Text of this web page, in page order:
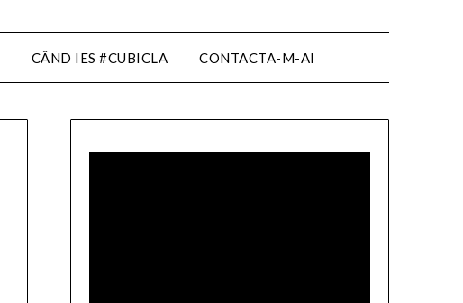
CÂND IES #CUBICLA CONTACTA-M-AI